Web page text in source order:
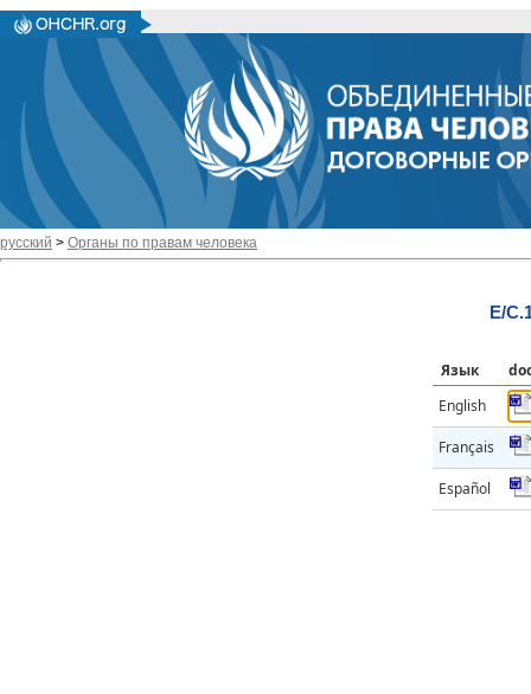
русский > Органы по правам человека
E/
Язык
English
Français
Español